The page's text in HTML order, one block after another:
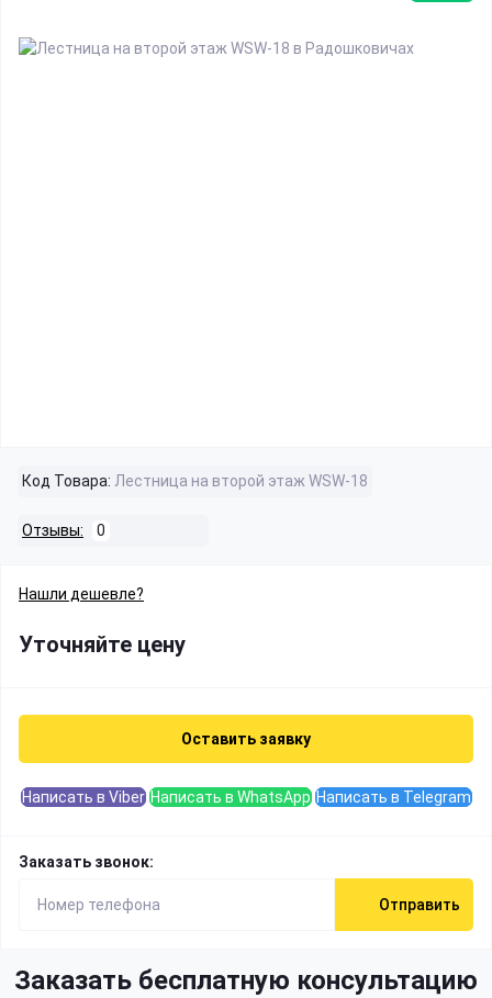
Код Товара: Лестница на второй этаж WSW-18
Отзывы: 0
Нашли дешевле?
Уточняйте цену
Оставить заявку
Написать в Viber Написать в WhatsApp Написать в Telegram
Заказать звонок:
Отправить
Заказать бесплатную консультацию